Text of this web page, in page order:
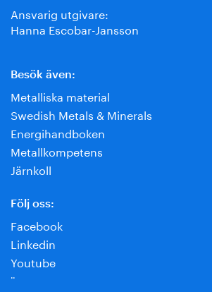
Ansvarig utgivare:
Hanna Escobar-Jansson
Besök även:
Metalliska material
Swedish Metals & Minerals
Energihandboken
Metallkompetens
Järnkoll
Följ oss:
Facebook
Linkedin
Youtube
¨